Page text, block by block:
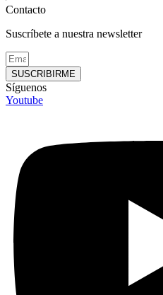
Contacto
Suscríbete a nuestra newsletter
SUSCRIBIRME
Síguenos
Youtube